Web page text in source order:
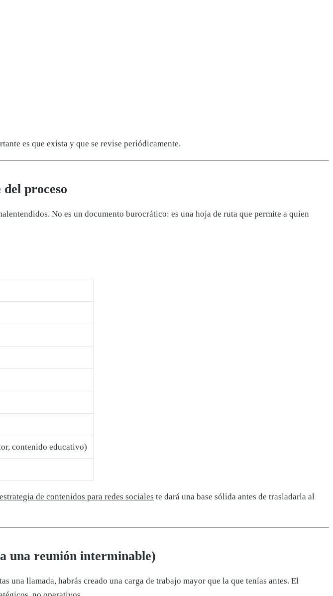
es que exista y que se revise periódicamente.
proceso
No es un documento burocrático: es una hoja de ruta que permite a quien
contenido educativo)
estrategia de contenidos para redes sociales te dará una base sólida antes de trasladarla al
una reunión interminable)
una llamada, habrás creado una carga de trabajo mayor que la que tenías antes. El